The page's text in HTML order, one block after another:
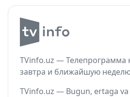
TVinfo.uz — Телепрограмма
завтра и ближайшую
TVinfo.uz — Bugun, ertaga